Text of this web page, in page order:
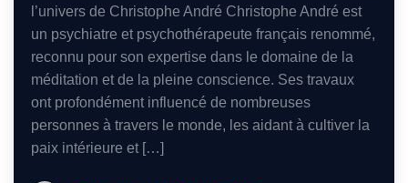
l’univers de Christophe André Christophe André est
un psychiatre et psychothérapeute français renommé,
reconnu pour son expertise dans le domaine de la
méditation et de la pleine conscience. Ses travaux
ont profondément influencé de nombreuses
personnes à travers le monde, les aidant à cultiver la
paix intérieure et […]